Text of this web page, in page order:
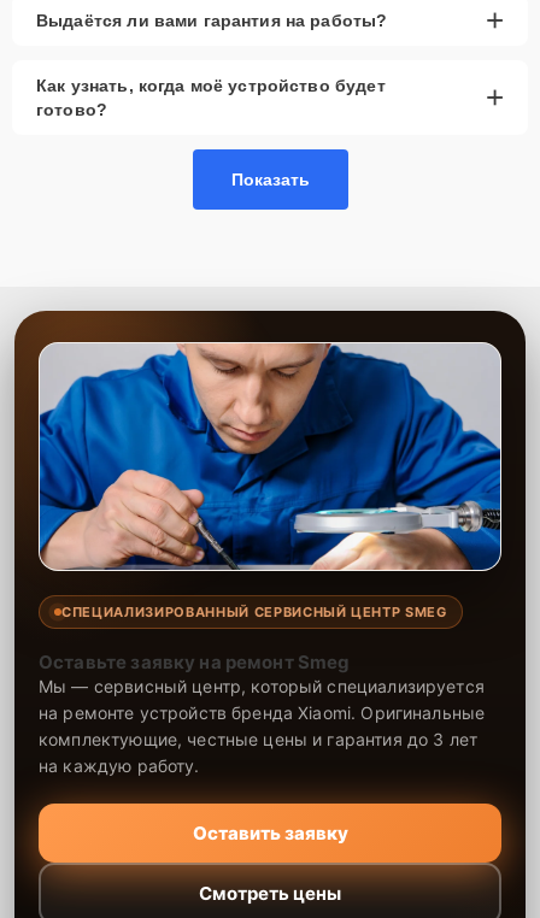
Выдаётся ли вами гарантия на работы? +
Как узнать, когда моё устройство будет
готово?
+
Показать
СПЕЦИАЛИЗИРОВАННЫЙ СЕРВИСНЫЙ ЦЕНТР SMEG
Оставьте заявку на ремонт Smeg
Мы — сервисный центр, который специализируется
на ремонте устройств бренда Xiaomi. Оригинальные
комплектующие, честные цены и гарантия до 3 лет
на каждую работу.
Оставить заявку
Смотреть цены